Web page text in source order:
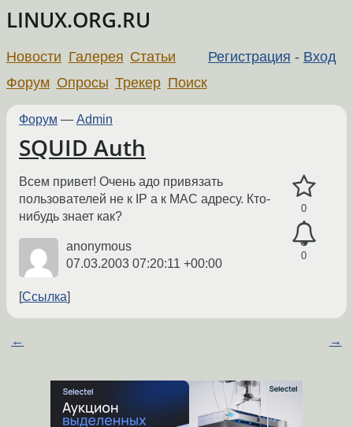
LINUX.ORG.RU
Регистрация - Вход
Новости Галерея Статьи
Форум Опросы Трекер Поиск
Форум — Admin
SQUID Auth
0
0
Всем привет! Очень адо привязать
пользователей не к IP а к MAC адресу. Кто-
нибудь знает как?
anonymous
07.03.2003 07:20:11 +00:00
Ссылка
← →